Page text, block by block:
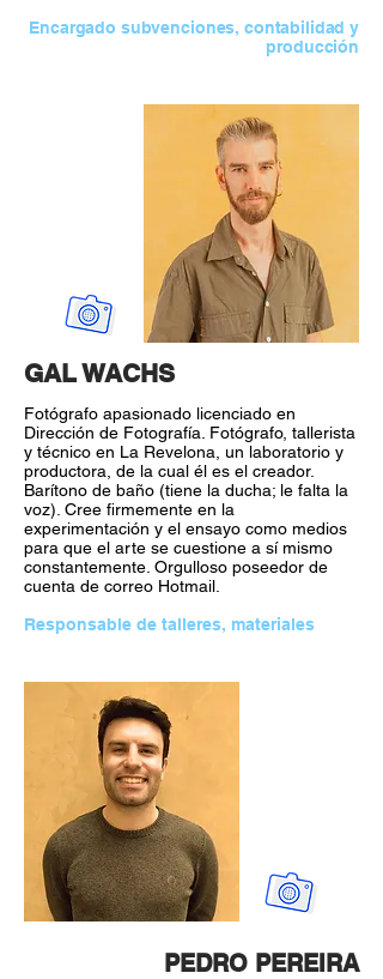
Encargado subvenciones, contabilidad y
producción
GAL WACHS
Fotógrafo apasionado licenciado en
Dirección de Fotografía. Fotógrafo, tallerista
y técnico en La Revelona, un laboratorio y
productora, de la cual él es el creador.
Barítono de baño (tiene la ducha; le falta la
voz). Cree firmemente en la
experimentación y el ensayo como medios
para que el arte se cuestione a sí mismo
constantemente. Orgulloso poseedor de
cuenta de correo Hotmail.
Responsable de talleres, materiales
PEDRO PEREIRA